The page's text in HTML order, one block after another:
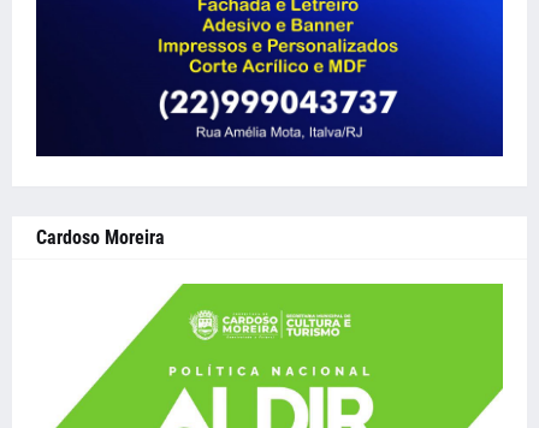
Cardoso Moreira